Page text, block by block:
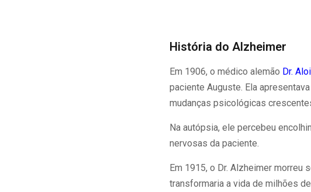
História do Alzheimer
Em 1906, o médico alemão Dr.
paciente Auguste. Ela
mudanças psicológicas
Na autópsia, ele percebeu
nervosas da paciente.
Em 1915, o Dr. Alzheimer morreu
transformaria a vida de milhões